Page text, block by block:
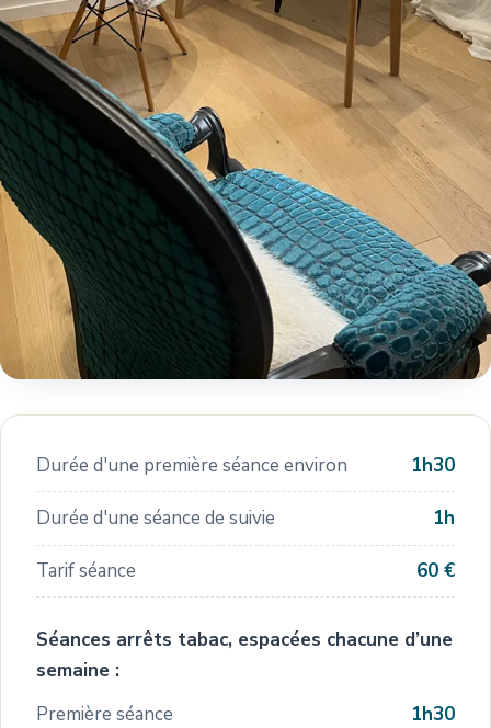
Durée d'une première séance environ 1h30
Durée d'une séance de suivie 1h
Tarif séance 60 €
Séances arrêts tabac, espacées chacune d’une
semaine :
Première séance
1h30